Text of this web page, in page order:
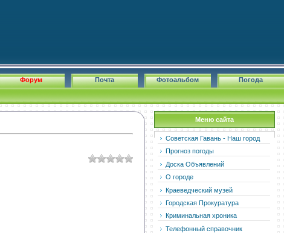
Погода
Фотоальбом
Почта
Форум
Меню сайта
Советская Гавань - Наш город
Прогноз погоды
Доска Объявлений
О городе
Краеведческий музей
Городская Прокуратура
Криминальная хроника
Телефонный справочник